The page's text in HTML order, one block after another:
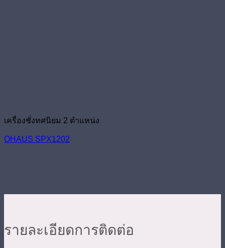
เครื่องชั่งทศนิยม 2 ตำแหน่ง
OHAUS SPX1202
รายละเอียดการติดต่อ